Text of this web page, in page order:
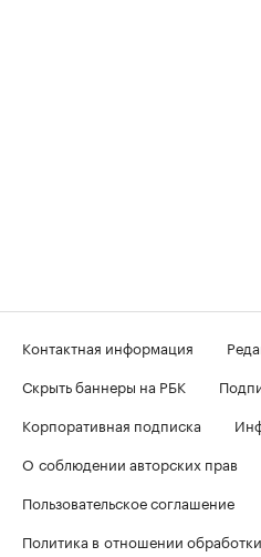
Контактная информация
Скрыть баннеры на РБК
Корпоративная подписка
О соблюдении авторских прав
Пользовательское соглашение
Политика в отношении